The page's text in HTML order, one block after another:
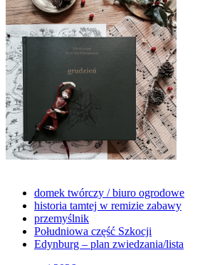
domek twórczy / biuro ogrodowe
historia tamtej w remizie zabawy
przemyślnik
Południowa część Szkocji
Edynburg – plan zwiedzania/lista